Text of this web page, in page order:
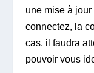
une mise à
connectez, la
cas, il faudra
pouvoir vous